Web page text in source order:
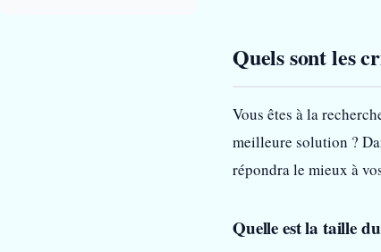
Quels sont les
Vous êtes à la
meilleure solution ?
répondra le mieux à
Quelle est la taille